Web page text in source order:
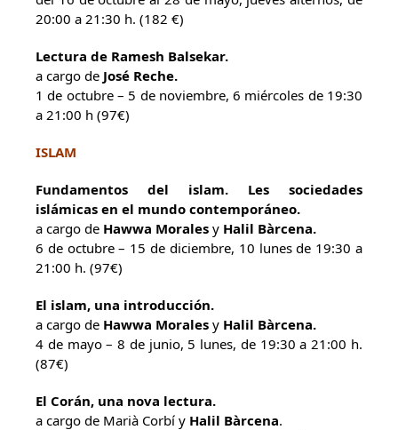
20:00 a 21:30 h. (182 €)
Lectura de Ramesh Balsekar.
a cargo de José Reche.
1 de octubre – 5 de noviembre, 6 miércoles de 19:30
a 21:00 h (97€)
ISLAM
Fundamentos del islam. Les sociedades
islámicas en el mundo contemporáneo.
a cargo de Hawwa Morales y Halil Bàrcena.
6 de octubre – 15 de diciembre, 10 lunes de 19:30 a
21:00 h. (97€)
El islam, una introducción.
a cargo de Hawwa Morales y Halil Bàrcena.
4 de mayo – 8 de junio, 5 lunes, de 19:30 a 21:00 h.
(87€)
El Corán, una nova lectura.
a cargo de Marià Corbí y Halil Bàrcena.